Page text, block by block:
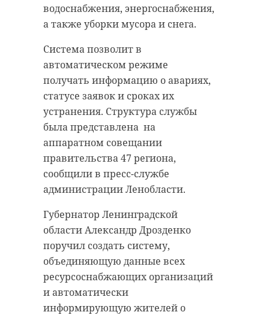
водоснабжения, энергоснабжения,
а также уборки мусора и снега.
Система позволит в
автоматическом режиме
получать информацию о авариях,
статусе заявок и сроках их
устранения. Структура службы
была представлена на
аппаратном совещании
правительства 47 региона,
сообщили в пресс-службе
администрации Ленобласти.
Губернатор Ленинградской
области Александр Дрозденко
поручил создать систему,
объединяющую данные всех
ресурсоснабжающих организаций
и автоматически
информирующую жителей о
Установлено, что обвиняемый
распивал алкоголь в квартире в
Киришах с 50-летним хозяином
жилья. В ходе внезапно
возникшей ссоры 38-летний нанес
знакомому удар ножом, а после
изнасиловал его супругу. Хозяина
квартиры госпитализировали в
больницу, где он спустя сутки
скончался.
Злоумышленник заключен под
стражу. Устанавливаются детали
инцидента.
Фото:
https://pxhere.com/ru/photo/641052